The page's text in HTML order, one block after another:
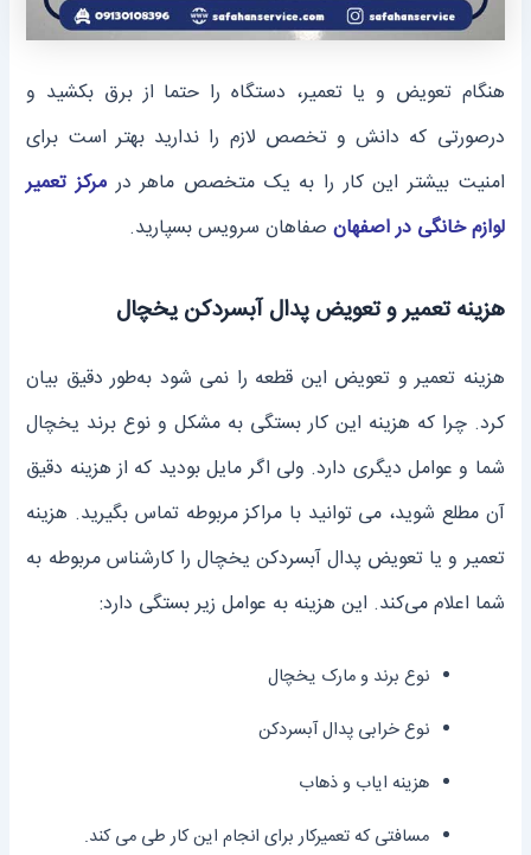
هنگام تعویض و یا تعمیر، دستگاه را حتما از برق بکشید و
در‌صورتی که دانش و تخصص لازم را ندارید بهتر است برای
امنیت بیشتر این کار را به یک متخصص ماهر در مرکز تعمیر
لوازم خانگی در اصفهان صفاهان سرویس بسپارید.
هزینه تعمیر و تعویض پدال آبسرد‌کن یخچال
هزینه تعمیر و تعویض این قطعه را نمی ‌شود به‌طور دقیق بیان
کرد. چرا که هزینه این کار بستگی به مشکل و نوع برند یخچال
شما و عوامل دیگری دارد. ولی اگر مایل بودید که از هزینه دقیق
آن مطلع شوید، می ‌توانید با مراکز مربوطه تماس بگیرید. هزینه
تعمیر و یا تعویض پدال آبسردکن یخچال را کارشناس مربوطه به
شما اعلام می‌کند. این هزینه به عوامل زیر بستگی دارد:
نوع برند و مارک یخچال
نوع خرابی پدال آبسردکن
هزینه ایاب و ذهاب
مسافتی که تعمیرکار برای انجام این کار طی می ‌کند.